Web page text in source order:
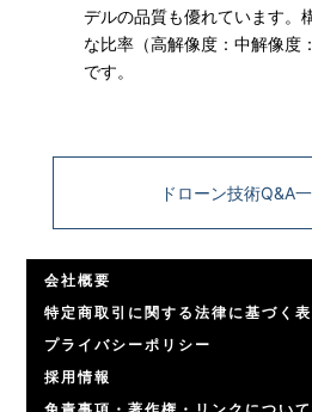
デルの品質も優れています。
な比率（高解像度：中解像度
です。
ドローン技術Q&A
会社概要
特定商取引に関する法律に基づく
プライバシーポリシー
採用情報